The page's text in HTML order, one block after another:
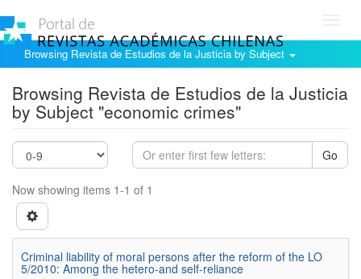
Browsing Revista de Estudios de la Justicia by Subject
Browsing Revista de Estudios de la Justicia
by Subject "economic crimes"
Go
Now showing items 1-1 of 1
Criminal liability of moral persons after the reform of the LO
5/2010: Among the hetero-and self-reliance